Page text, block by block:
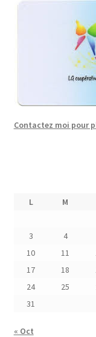
Contactez moi pour
L M
3
4
10
11
17
18
24
25
31
« Oct